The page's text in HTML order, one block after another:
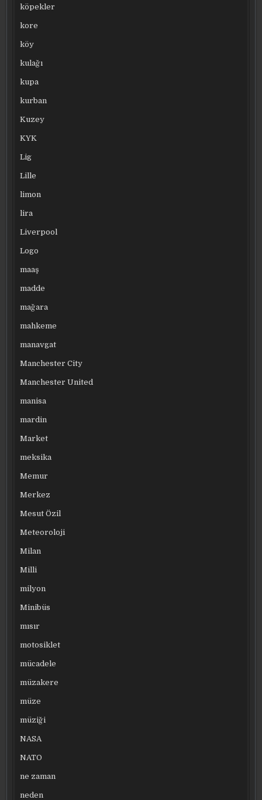
köpekler
kore
köy
kulağı
kupa
kurban
Kuzey
KYK
Lig
Lille
limon
lira
Liverpool
Logo
maaş
madde
mağara
mahkeme
manavgat
Manchester City
Manchester United
manisa
mardin
Market
meksika
Memur
Merkez
Mesut Özil
Meteoroloji
Milan
Milli
milyon
Minibüs
mısır
motosiklet
mücadele
müzakere
müze
müziği
NASA
NATO
ne zaman
neden